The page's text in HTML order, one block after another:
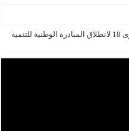
الاحتفال بالذكرى 18 لانطلاق المبادرة الوطنية للتنمية